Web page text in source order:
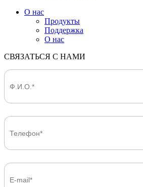
О нас
Продукты
Поддержка
О нас
СВЯЗАТЬСЯ С НАМИ